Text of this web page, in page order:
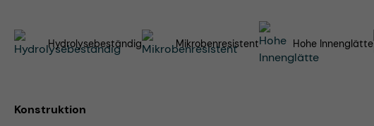
Hydrolysebeständig Mikrobenresistent Hohe Innenglätte
Konstruktion